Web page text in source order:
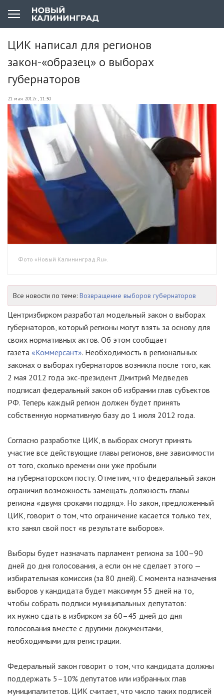
ЦИК написал для регионов
закон-«образец» о выборах
губернаторов
21 мая 2012г., 11:30
Фото «Новый Калининград.Ru».
Все новости по теме: Возвращение выборов губернаторов
Центризбирком разработал модельный закон о выборах
губернаторов, который регионы могут взять за основу для
своих нормативных актов. Об этом сообщает
газета «Коммерсант». Необходимость в региональных
законах о выборах губернаторов возникла после того, как
2 мая 2012 года экс-президент Дмитрий Медведев
подписал федеральный закон об избрании глав субъектов
РФ. Теперь каждый регион должен будет принять
собственную нормативную базу до 1 июля 2012 года.
Согласно разработке ЦИК, в выборах смогут принять
участие все действующие главы регионов, вне зависимости
от того, сколько времени они уже пробыли
на губернаторском посту. Отметим, что федеральный закон
ограничил возможность замещать должность главы
региона «двумя сроками подряд». Но закон, предложенный
ЦИК, говорит о том, что ограничение касается только тех,
кто занял свой пост «в результате выборов».
Выборы будет назначать парламент региона за 100–90
дней до дня голосования, а если он не сделает этого —
избирательная комиссия (за 80 дней). С момента назначения
выборов у кандидата будет максимум 55 дней на то,
чтобы собрать подписи муниципальных депутатов:
их нужно сдать в избирком за 60–45 дней до дня
голосования вместе с другими документами,
необходимыми для регистрации.
Федеральный закон говорит о том, что кандидата должны
поддержать 5–10% депутатов или избранных глав
муниципалитетов. ЦИК считает, что число таких подписей